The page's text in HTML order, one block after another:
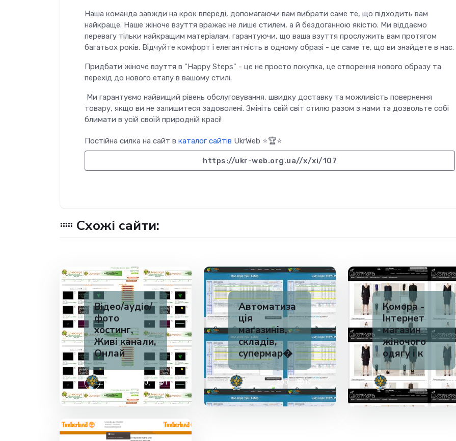
Наша команда завжди на крок впереді, допомагаючи вам вибрати саме те, що підходить вам
найкраще. Наше жіноче взуття вражає не лише стилем, а й бездоганною якістю. Ми віддаємо
перевагу тільки найкращим матеріалам, гарантуючи, що ваша взуття прослужить вам протягом
багатьох років. Відчуйте комфорт і елегантність в одному образі - це саме те, що ви знайдете в нас.
Придбати жіноче взуття в "Happy Steps" - це не просто покупка, це створення нового образу та
перехід до нового етапу в вашому стилі.
Ми гарантуємо найвищий рівень обслуговування, швидку доставку та можливість повернення
товару, якщо ви не залишитеся задоволені. Змініть свій світ стилю разом з нами та дозвольте собі
блимати в усій своїй природній красі!
Постійна силка на сайт в каталог сайтів UkrWeb ⭐🏆⭐
https://ukr-web.org.ua//x/xi/107
Схожі сайти:
Відео/аудіо/
фото
хостинг,
Живі канали,
Онлай
✅ 200 1
Автоматиза
ція
магазинів,
складів,
супермар�
✅ 200 19
Комора -
Інтернет
магазин
жіночого
одягу і к
✅ 200 1